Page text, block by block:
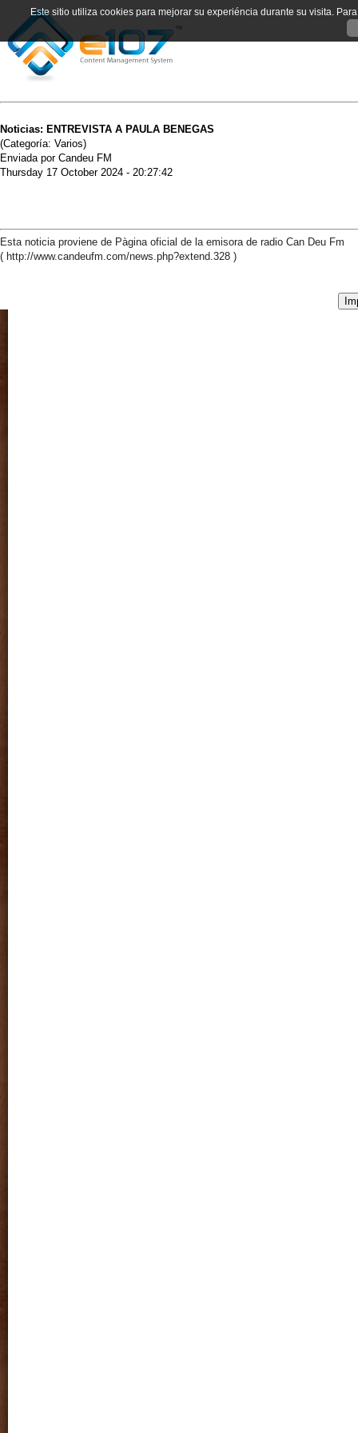
Noticias: ENTREVISTA A PAULA BENEGAS
(Categoría: Varios)
Enviada por Candeu FM
Thursday 17 October 2024 - 20:27:42
Esta noticia proviene de Pàgina oficial de la emisora de radio Can Deu Fm
( http://www.candeufm.com/news.php?extend.328 )
Este sitio utiliza cookies para mejorar su experiéncia durante su visita.